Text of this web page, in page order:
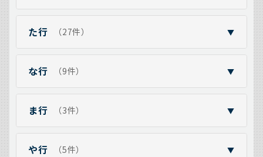
た行 （27件） ▼
な行 （9件） ▼
ま行 （3件） ▼
や行 （5件） ▼